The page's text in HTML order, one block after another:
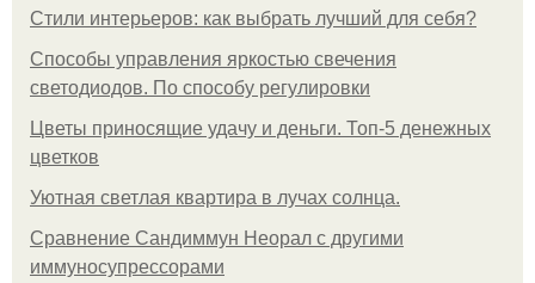
Стили интерьеров: как выбрать лучший для себя?
Способы управления яркостью свечения
светодиодов. По способу регулировки
Цветы приносящие удачу и деньги. Топ-5 денежных
цветков
Уютная светлая квартира в лучах солнца.
Сравнение Сандиммун Неорал с другими
иммуносупрессорами